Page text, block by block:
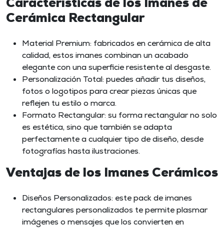
Cerámica Rectangular
Material Premium: fabricados en cerámica de alta
calidad, estos imanes combinan un acabado
elegante con una superficie resistente al desgaste.
Personalización Total: puedes añadir tus diseños,
fotos o logotipos para crear piezas únicas que
reflejen tu estilo o marca.
Formato Rectangular: su forma rectangular no solo
es estética, sino que también se adapta
perfectamente a cualquier tipo de diseño, desde
fotografías hasta ilustraciones.
Ventajas de los Imanes Cerámicos
Diseños Personalizados: este pack de imanes
rectangulares personalizados te permite plasmar
imágenes o mensajes que los convierten en